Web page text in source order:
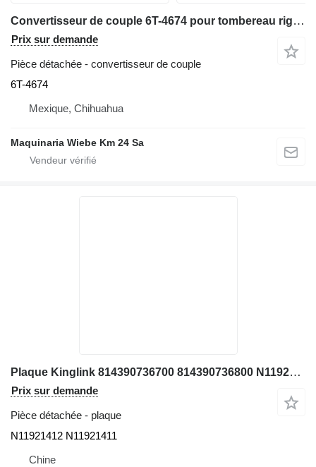
Convertisseur de couple 6T-4674 pour tombereau rigide Caterpillar 772B,773B
Prix sur demande
Pièce détachée - convertisseur de couple
6T-4674
Mexique, Chihuahua
Maquinaria Wiebe Km 24 Sa
Plaque Kinglink 814390736700 814390736800 N11921412 N11921412 N11921411 pour concasseur
Prix sur demande
Pièce détachée - plaque
N11921412 N11921411
Chine